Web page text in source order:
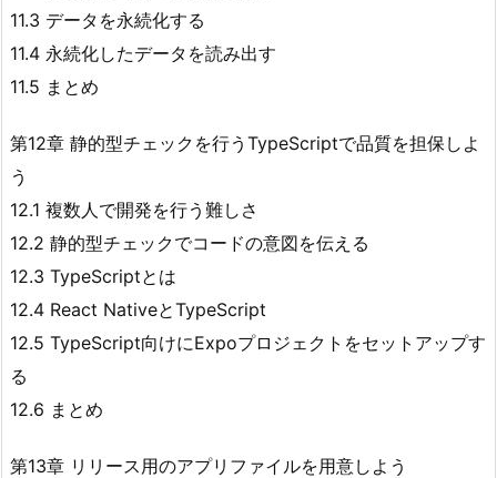
11.3 データを永続化する
11.4 永続化したデータを読み出す
11.5 まとめ
第12章 静的型チェックを行うTypeScriptで品質を担保しよ
う
12.1 複数人で開発を行う難しさ
12.2 静的型チェックでコードの意図を伝える
12.3 TypeScriptとは
12.4 React NativeとTypeScript
12.5 TypeScript向けにExpoプロジェクトをセットアップす
る
12.6 まとめ
第13章 リリース用のアプリファイルを用意しよう